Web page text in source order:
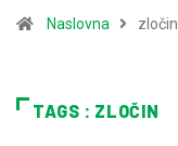
Naslovna zločin
TAGS : ZLOČIN